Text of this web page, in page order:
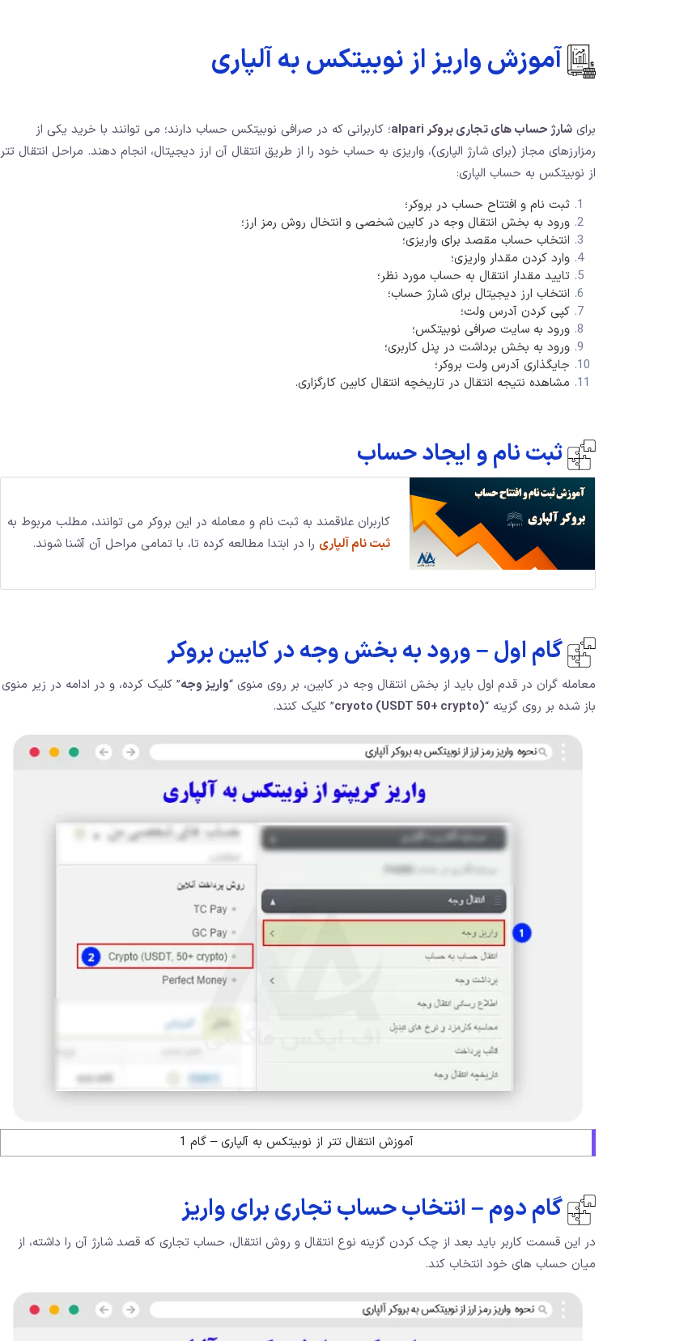
آموزش واریز از نوبیتکس به آلپاری
برای شارژ حساب های تجاری بروکر alpari
؛ کاربرانی که در صرافی نوبیتکس حساب دارند؛ می توانند با خرید یکی از
رمزارزهای مجاز (برای شارژ الپاری)، واریزی به حساب خود را از طریق انتقال آن ارز دیجیتال، انجام دهند. مراحل انتقال تتر
از نوبیتکس به حساب الپاری:
ثبت نام و افتتاح حساب در بروکر؛
ورود به بخش انتقال وجه در کابین شخصی و انتخال روش رمز ارز؛
انتخاب حساب مقصد برای واریزی؛
وارد کردن مقدار واریزی؛
تایید مقدار انتقال به حساب مورد نظر؛
انتخاب ارز دیجیتال برای شارژ حساب؛
کپی کردن آدرس ولت؛
ورود به سایت صرافی نوبیتکس؛
ورود به بخش برداشت در پنل کاربری؛
جایگذاری آدرس ولت بروکر؛
مشاهده نتیجه انتقال در تاریخچه انتقال کابین کارگزاری.
ثبت نام و ایجاد حساب
کاربران علاقمند به ثبت نام و معامله در این بروکر می توانند، مطلب مربوط به
ثبت نام آلپاری را در ابتدا مطالعه کرده تا، با تمامی مراحل آن آشنا شوند.
گام اول – ورود به بخش وجه در کابین بروکر
معامله گران در قدم اول باید از بخش انتقال وجه در کابین، بر روی منوی “واریز وجه” کلیک کرده، و در ادامه در زیر منوی
باز شده بر روی گزینه “cryoto (USDT 50+ crypto)” کلیک کنند.
آموزش انتقال تتر از نوبیتکس به آلپاری – گام 1
گام دوم – انتخاب حساب تجاری برای واریز
در این قسمت کاربر باید بعد از چک کردن گزینه نوع انتقال و روش انتقال، حساب تجاری که قصد شارژ آن را داشته، از
میان حساب های خود انتخاب کند.